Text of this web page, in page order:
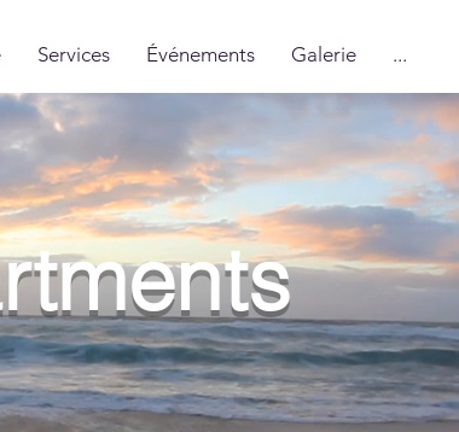
Services Événements Galerie ...